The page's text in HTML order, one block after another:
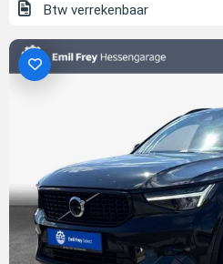
Btw verrekenbaar